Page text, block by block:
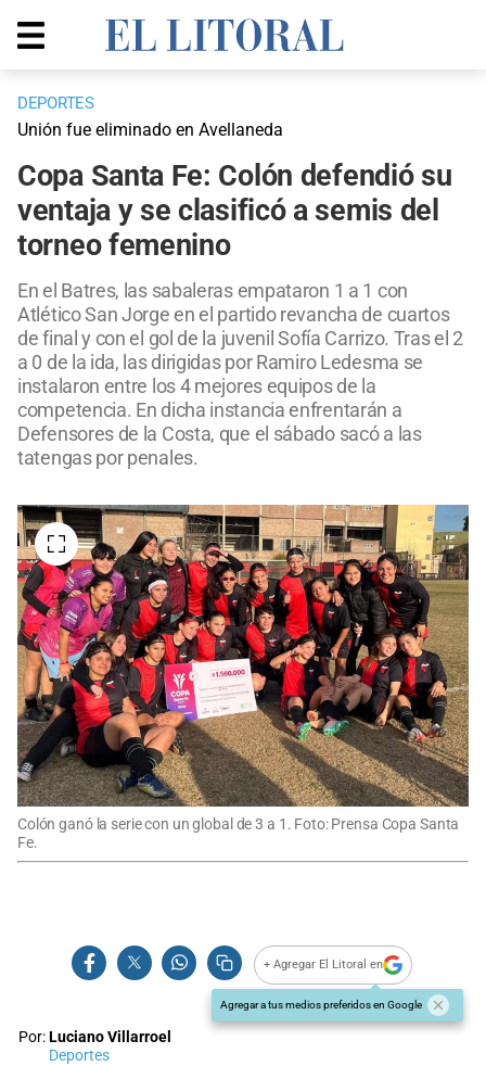
DEPORTES
Unión fue eliminado en Avellaneda
Copa Santa Fe: Colón defendió su
ventaja y se clasificó a semis del
torneo femenino
En el Batres, las sabaleras empataron 1 a 1 con
Atlético San Jorge en el partido revancha de cuartos
de final y con el gol de la juvenil Sofía Carrizo. Tras el 2
a 0 de la ida, las dirigidas por Ramiro Ledesma se
instalaron entre los 4 mejores equipos de la
competencia. En dicha instancia enfrentarán a
Defensores de la Costa, que el sábado sacó a las
tatengas por penales.
Colón ganó la serie con un global de 3 a 1. Foto: Prensa Copa Santa
Fe.
+ Agregar El Litoral en
Agregar a tus medios preferidos en Google
Por:Luciano Villarroel
Deportes